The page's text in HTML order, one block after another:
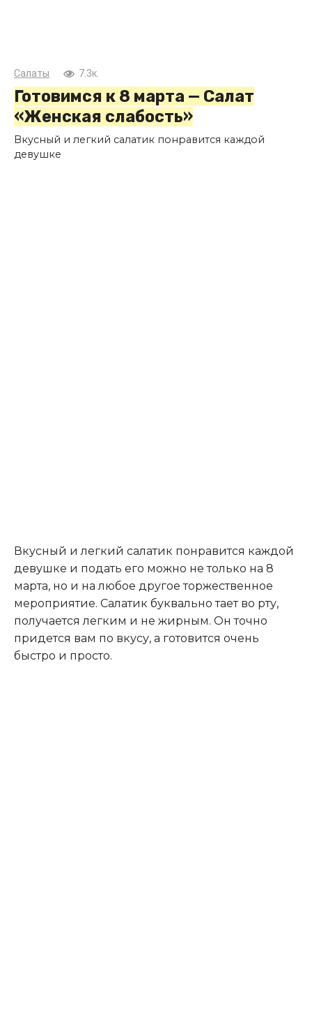
Салаты 7.3к.
Готовимся к 8 марта — Салат
«Женская слабость»
Вкусный и легкий салатик понравится каждой
девушке
Вкусный и легкий салатик понравится каждой
девушке и подать его можно не только на 8
марта, но и на любое другое торжественное
мероприятие. Салатик буквально тает во рту,
получается легким и не жирным. Он точно
придется вам по вкусу, а готовится очень
быстро и просто.